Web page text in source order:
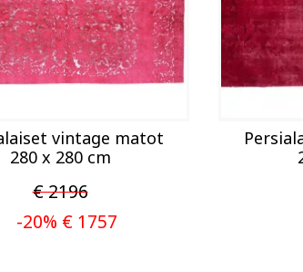
vintage matot
280 x 280 cm
€ 2196
-20% € 1757